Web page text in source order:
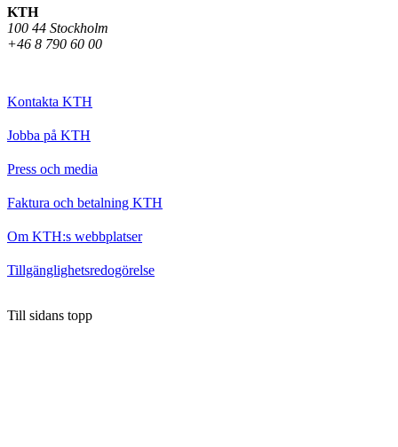
KTH
100 44 Stockholm
+46 8 790 60 00
Kontakta KTH
Jobba på KTH
Press och media
Faktura och betalning KTH
Om KTH:s webbplatser
Tillgänglighetsredogörelse
Till sidans topp